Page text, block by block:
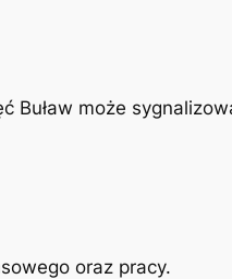
Buław może
oraz pracy.